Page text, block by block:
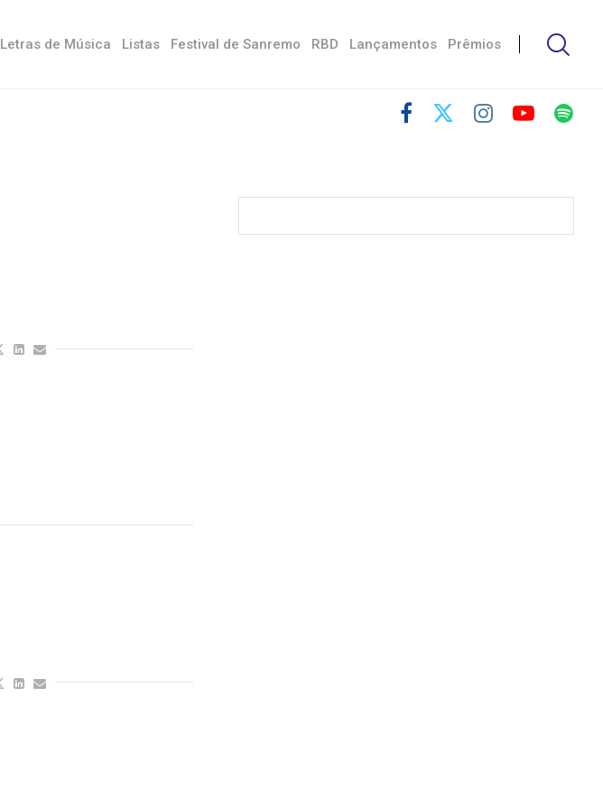
Letras de Música Listas Festival de Sanremo RBD Lançamentos Prêmios